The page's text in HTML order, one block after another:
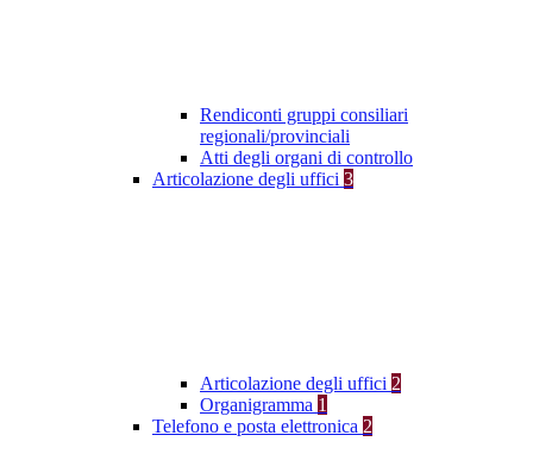
Rendiconti gruppi consiliari
regionali/provinciali
Atti degli organi di controllo
Articolazione degli uffici 3
Articolazione degli uffici 2
Organigramma 1
Telefono e posta elettronica 2